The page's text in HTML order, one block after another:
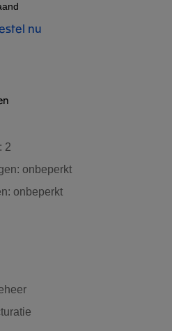
nu
2
onbeperkt
onbeperkt